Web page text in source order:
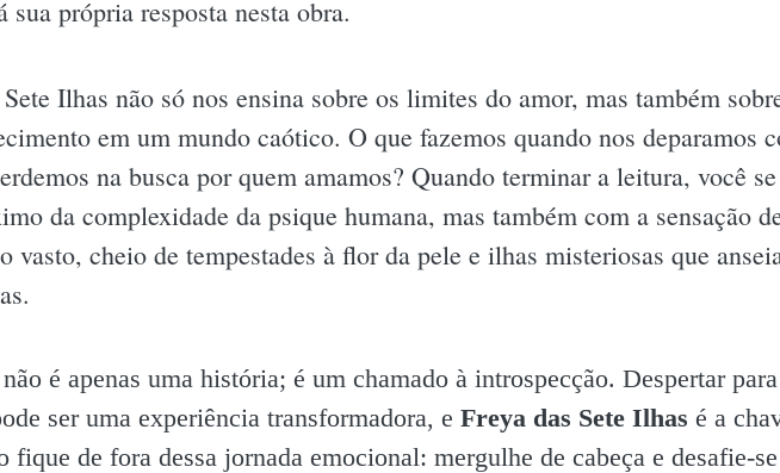
sua própria resposta nesta obra.
Sete Ilhas não só nos ensina sobre os limites do amor, mas também
em um mundo caótico. O que fazemos quando nos deparamos
na busca por quem amamos? Quando terminar a leitura, você
da complexidade da psique humana, mas também com a sensação
vasto, cheio de tempestades à flor da pele e ilhas misteriosas que
é apenas uma história; é um chamado à introspecção. Despertar
ser uma experiência transformadora, e Freya das Sete Ilhas é a
fique de fora dessa jornada emocional: mergulhe de cabeça e desafie-